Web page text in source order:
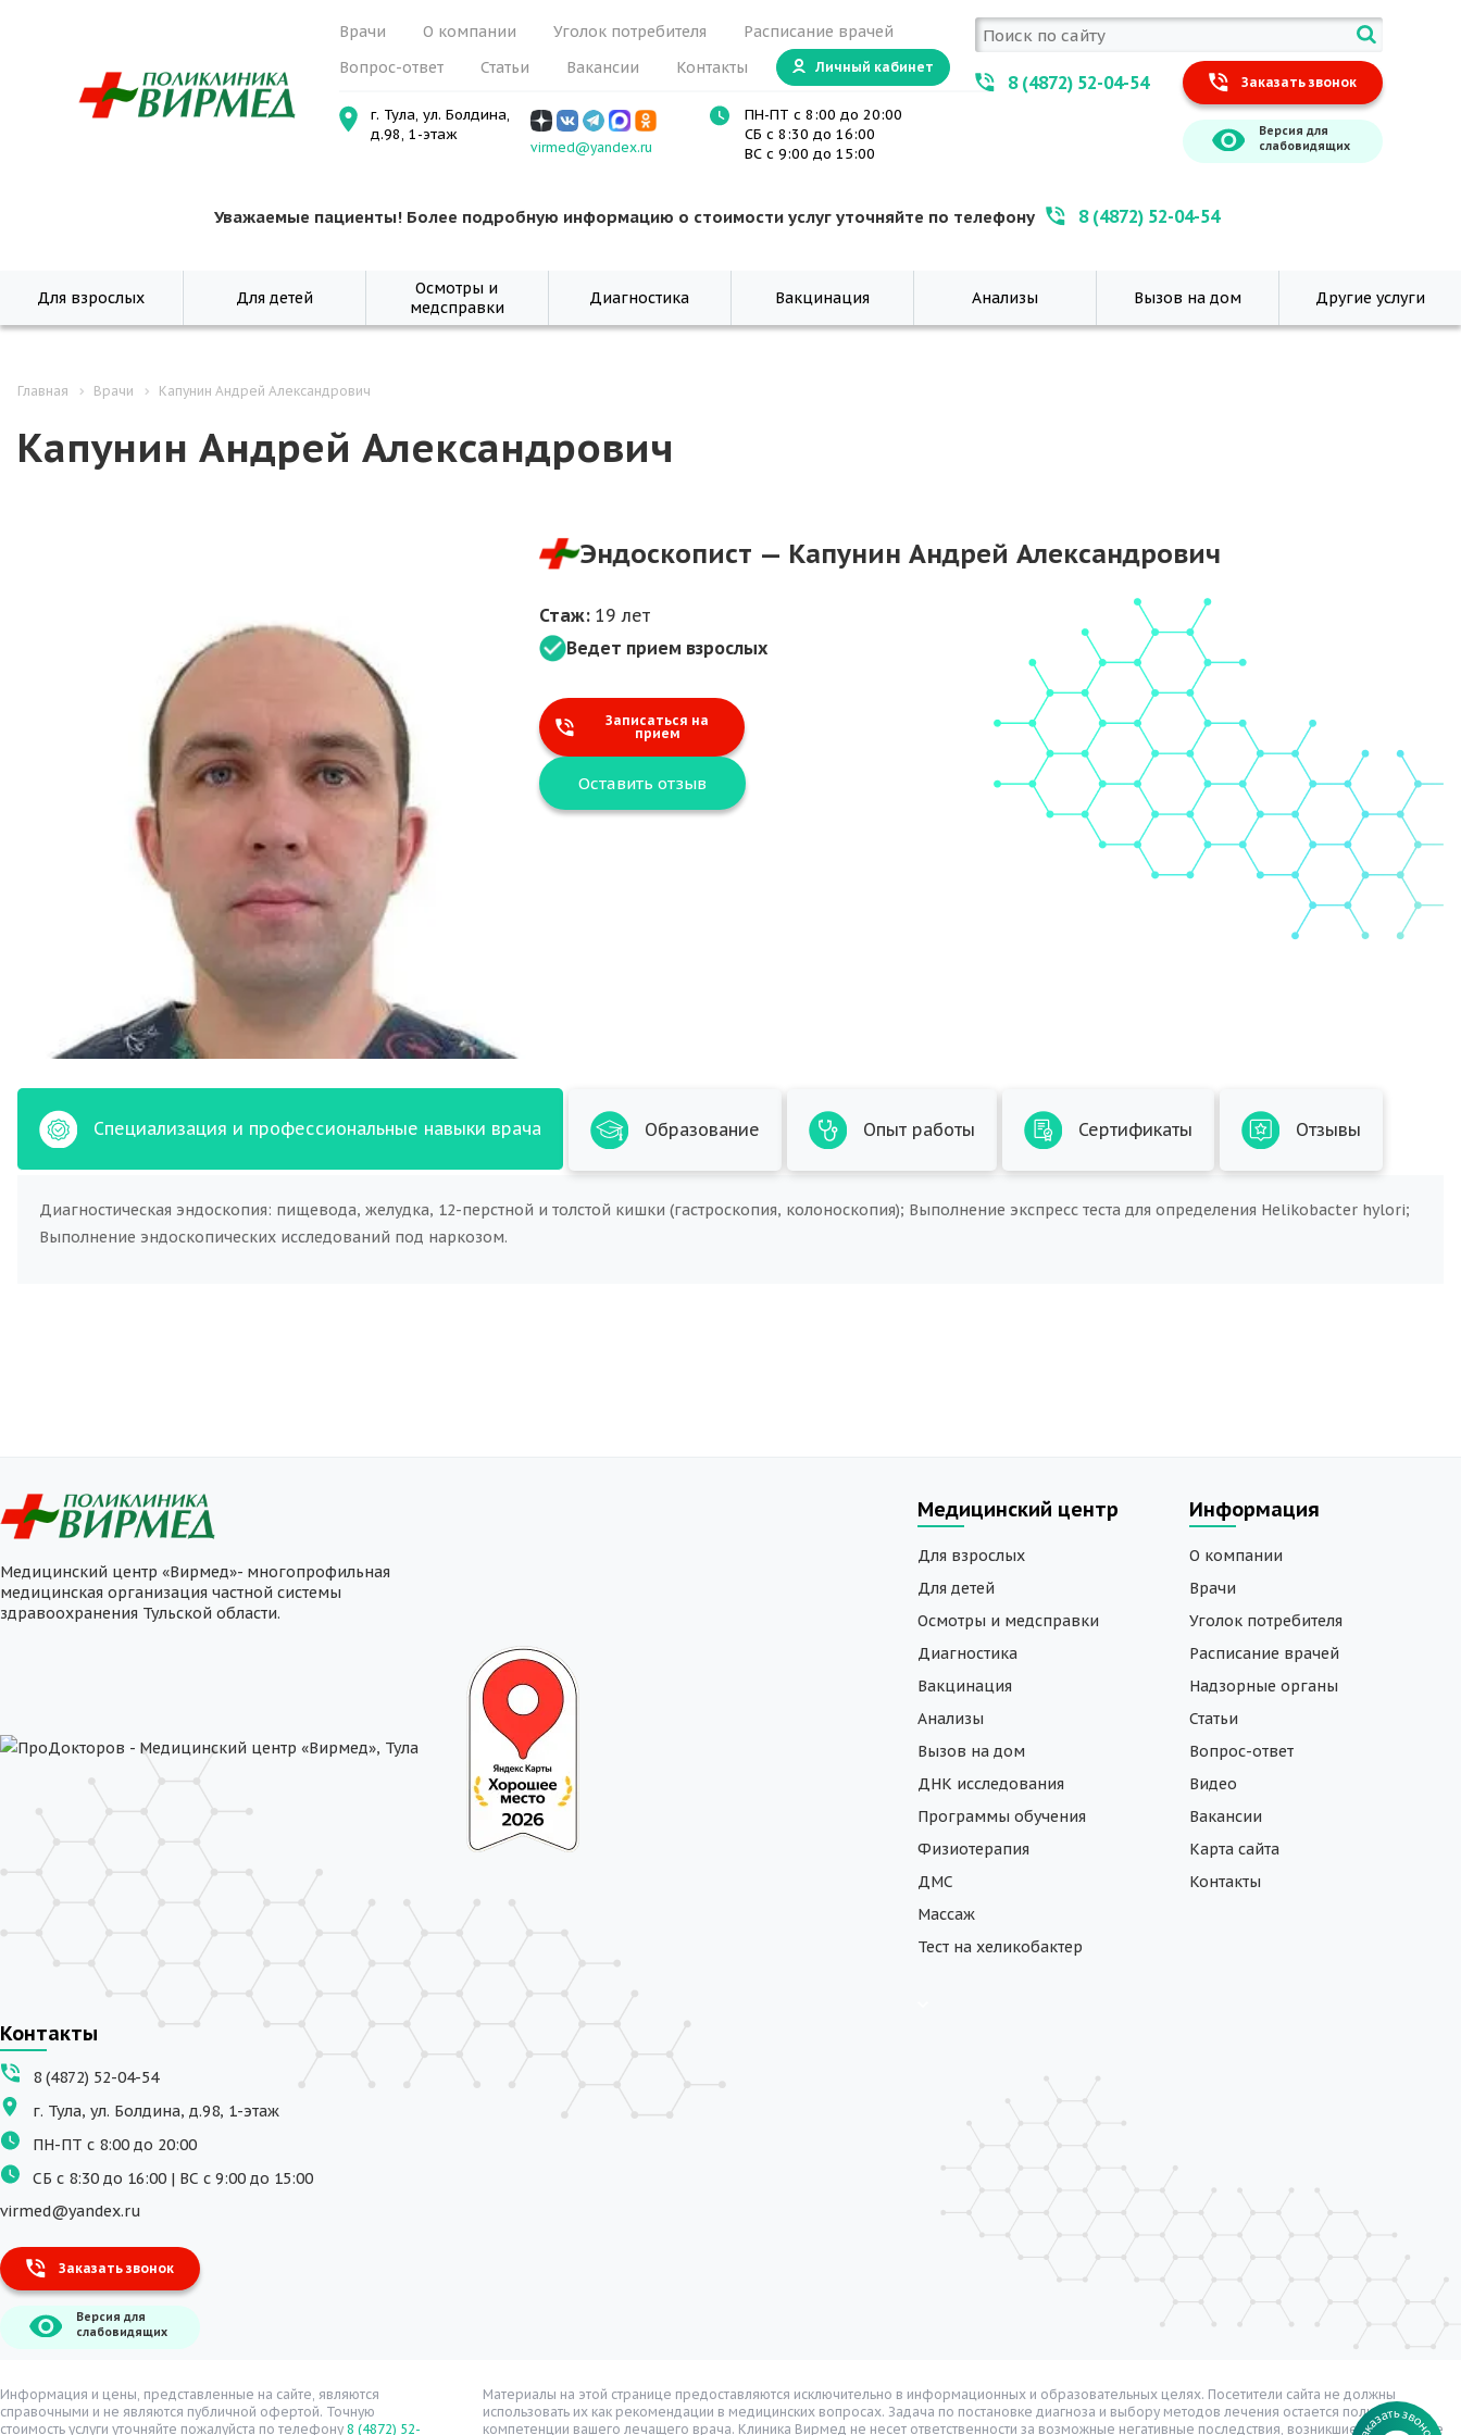
Врачи О компании Уголок потребителя
Расписание врачей
Вопрос-ответ
Статьи Вакансии Контакты Личный кабинет
г. Тула, ул. Болдина,
д.98, 1-этаж
virmed@yandex.ru
ПН-ПТ с 8:00 до 20:00
СБ с 8:30 до 16:00
ВС с 9:00 до 15:00
8 (4872) 52-04-54 Заказать звонок
Версия для
слабовидящих
Уважаемые пациенты! Более подробную информацию о стоимости услуг уточняйте по телефону 8 (4872) 52-04-54
Для взрослых Для детей
Осмотры и
медсправки
Диагностика Вакцинация Анализы Вызов на дом Другие услуги
Главная Врачи Капунин Андрей Александрович
Капунин Андрей Александрович
Эндоскопист — Капунин Андрей Александрович
Стаж: 19 лет
Ведет прием взрослых
Записаться на
прием
Оставить отзыв
Специализация и профессиональные навыки врача Образование Опыт работы Сертификаты Отзывы
Диагностическая эндоскопия: пищевода, желудка, 12-перстной и толстой кишки (гастроскопия, колоноскопия); Выполнение экспресс теста для определения Helikobacter hylori;
Выполнение эндоскопических исследований под наркозом.
Медицинский центр «Вирмед»- многопрофильная
медицинская организация частной системы
здравоохранения Тульской области.
Медицинский центр
Для взрослых
Для детей
Осмотры и медсправки
Диагностика
Вакцинация
Анализы
Вызов на дом
ДНК исследования
Программы обучения
Физиотерапия
ДМС
Массаж
Тест на хеликобактер
Информация
О компании
Врачи
Уголок потребителя
Расписание врачей
Надзорные органы
Статьи
Вопрос-ответ
Видео
Вакансии
Карта сайта
Контакты
Контакты
8 (4872) 52-04-54
г. Тула, ул. Болдина, д.98, 1-этаж
ПН-ПТ с 8:00 до 20:00
СБ с 8:30 до 16:00 | ВС с 9:00 до 15:00
virmed@yandex.ru
Заказать звонок
Версия для
слабовидящих
Информация и цены, представленные на сайте, являются
справочными и не являются публичной офертой. Точную
стоимость услуги уточняйте пожалуйста по телефону 8 (4872) 52-
Материалы на этой странице предоставляются исключительно в информационных и образовательных целях. Посетители сайта не должны
использовать их как рекомендации в медицинских вопросах. Задача по постановке диагноза и выбору методов лечения остается полностью в
компетенции вашего лечащего врача. Клиника Вирмед не несет ответственности за возможные негативные последствия, возникшие в результате